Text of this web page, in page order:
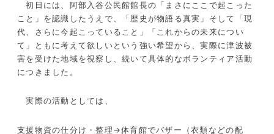
初日には、阿部入谷公民館館長の「まさにここで起こった
こと」を認識したうえで、「歴史が物語る真実」そして「現
代、さらに今起こっていること」「これからの未来につい
て」ともに考えて欲しいという強い希望から、実際に津波被
害を受けた地域を視察し、続いて具体的なボランティア活動
につきました。
実際の活動としては、
支援物資の仕分け・整理→体育館でバザー（衣類などの配